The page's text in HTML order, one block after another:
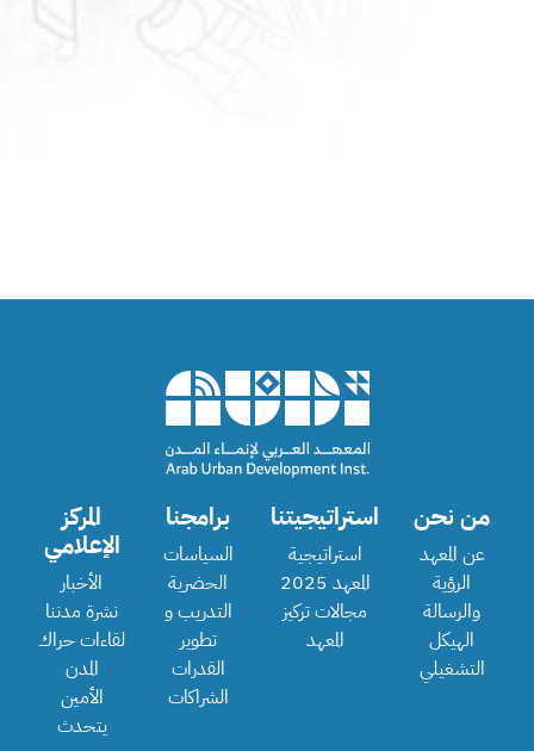
من نحن
عن المعهد
الرؤية
والرسالة
الهيكل
التشغيلي
استراتيجيتنا
استراتيجية
المعهد 2025
مجالات تركيز
المعهد
برامجنا
السياسات
الحضرية
التدريب و
تطوير
القدرات
الشراكات
المركز
الإعلامي
الأخبار
نشرة مدننا
لقاءات حراك
المدن
الأمين
يتحدث